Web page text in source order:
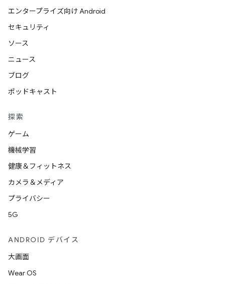
エンタープライズ向け Android
セキュリティ
ソース
ニュース
ブログ
ポッドキャスト
探索
ゲーム
機械学習
健康＆フィットネス
カメラ＆メディア
プライバシー
5G
ANDROID デバイス
大画面
Wear OS